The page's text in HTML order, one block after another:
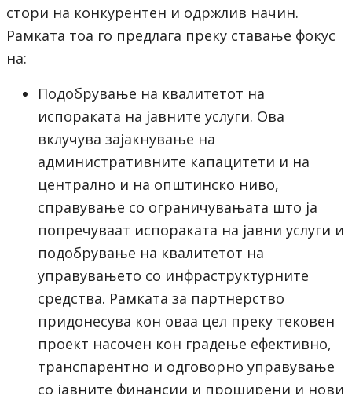
стори на конкурентен и одржлив начин.
Рамката тоа го предлага преку ставање фокус
на:
Подобрување на квалитетот на
испораката на јавните услуги. Ова
вклучува зајакнување на
административните капацитети и на
централно и на општинско ниво,
справување со ограничувањата што ја
попречуваат испораката на јавни услуги и
подобрување на квалитетот на
управувањето со инфраструктурните
средства. Рамката за партнерство
придонесува кон оваа цел преку тековен
проект насочен кон градење ефективно,
транспарентно и одговорно управување
со јавните финансии и проширени и нови